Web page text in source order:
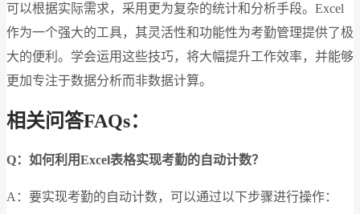
可以根据实际需求，采用更为复杂的统计和分析手段。Excel
作为一个强大的工具，其灵活性和功能性为考勤管理提供了极
大的便利。学会运用这些技巧，将大幅提升工作效率，并能够
更加专注于数据分析而非数据计算。
相关问答FAQs：
Q：如何利用Excel表格实现考勤的自动计数？
A：要实现考勤的自动计数，可以通过以下步骤进行操作：